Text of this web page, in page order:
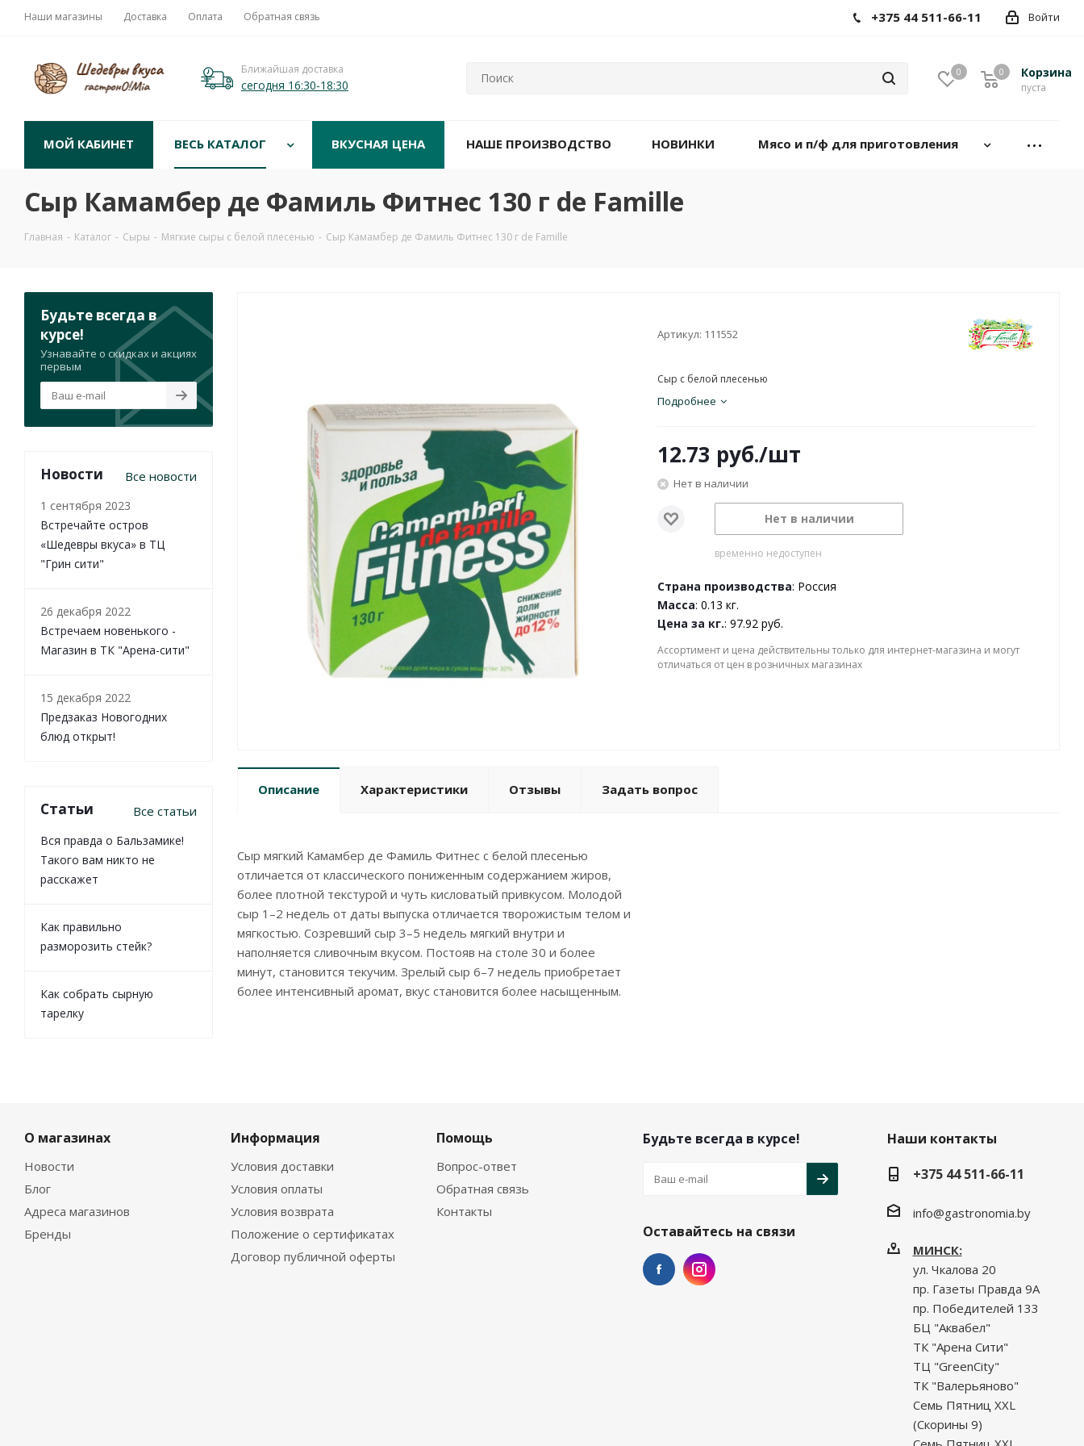
Наши магазины Доставка Оплата Обратная связь Войти
+375 44 511-66-11
Ближайшая доставка
сегодня 16:30-18:30
0 Корзина
пуста
0
МОЙ КАБИНЕТ ВЕСЬ КАТАЛОГ ВКУСНАЯ ЦЕНА НАШЕ ПРОИЗВОДСТВО НОВИНКИ Мясо и п/ф для приготовления
Сыр Камамбер де Фамиль Фитнес 130 г de Famille
Главная - Каталог - Сыры - Мягкие сыры с белой плесенью - Сыр Камамбер де Фамиль Фитнес 130 г de Famille
Артикул: 111552
Сыр с белой плесенью
Подробнее
12.73 руб./шт
Нет в наличии
Нет в наличии
временно недоступен
Страна производства: Россия
Масса: 0.13 кг.
Цена за кг.: 97.92 руб.
Ассортимент и цена действительны только для интернет-магазина и могут
отличаться от цен в розничных магазинах
Описание Характеристики Отзывы Задать вопрос
Сыр мягкий Камамбер де Фамиль Фитнес с белой плесенью
отличается от классического пониженным содержанием жиров,
более плотной текстурой и чуть кисловатый привкусом. Молодой
сыр 1–2 недель от даты выпуска отличается творожистым телом и
мягкостью. Созревший сыр 3–5 недель мягкий внутри и
наполняется сливочным вкусом. Постояв на столе 30 и более
минут, становится текучим. Зрелый сыр 6–7 недель приобретает
более интенсивный аромат, вкус становится более насыщенным.
Будьте всегда в
курсе!
Узнавайте о скидках и акциях
первым
Новости Все новости
1 сентября 2023
Встречайте остров
«Шедевры вкуса» в ТЦ
"Грин сити"
26 декабря 2022
Встречаем новенького -
Магазин в ТК "Арена-сити"
15 декабря 2022
Предзаказ Новогодних
блюд открыт!
Статьи Все статьи
Вся правда о Бальзамике!
Такого вам никто не
расскажет
Как правильно
разморозить стейк?
Как собрать сырную
тарелку
О магазинах
Новости
Блог
Адреса магазинов
Бренды
Информация
Условия доставки
Условия оплаты
Условия возврата
Положение о сертификатах
Договор публичной оферты
Помощь
Вопрос-ответ
Обратная связь
Контакты
Будьте всегда в курсе!
Оставайтесь на связи
Наши контакты
+375 44 511-66-11
info@gastronomia.by
МИНСК:
ул. Чкалова 20
пр. Газеты Правда 9А
пр. Победителей 133
БЦ "Аквабел"
ТК "Арена Сити"
ТЦ "GreenCity"
ТК "Валерьяново"
Семь Пятниц XXL
(Скорины 9)